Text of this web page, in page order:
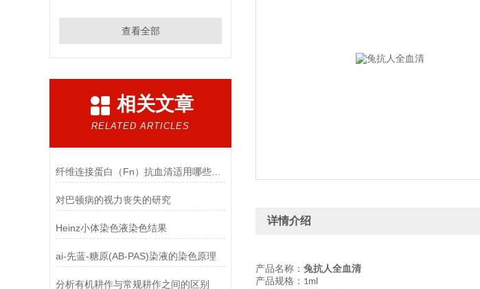
查看全部
相关文章
RELATED ARTICLES
纤维连接蛋白（Fn）抗血清适用哪些实验
对巴顿病的视力丧失的研究
Heinz小体染色液染色结果
ai-先蓝-糖原(AB-PAS)染液的染色原理
分析有机耕作与常规耕作之间的区别
详情介绍
产品名称： 兔抗人全血清
产品规格： 1ml